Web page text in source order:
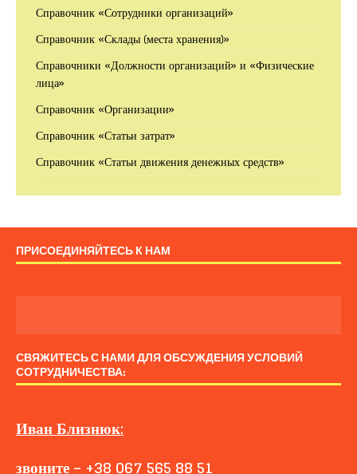
Справочник «Сотрудники организаций»
Справочник «Склады (места хранения)»
Справочники «Должности организаций» и «Физические
лица»
Справочник «Организации»
Справочник «Статьи затрат»
Справочник «Статьи движения денежных средств»
ПРИСОЕДИНЯЙТЕСЬ К НАМ
СВЯЖИТЕСЬ С НАМИ ДЛЯ ОБСУЖДЕНИЯ УСЛОВИЙ
СОТРУДНИЧЕСТВА:
ИванБлизнюк:
звоните– +38 067 565 88 51